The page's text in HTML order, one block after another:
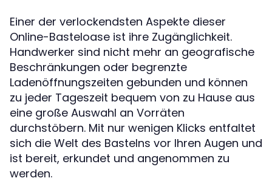
Einer der verlockendsten Aspekte dieser
Online-Basteloase ist ihre Zugänglichkeit.
Handwerker sind nicht mehr an geografische
Beschränkungen oder begrenzte
Ladenöffnungszeiten gebunden und können
zu jeder Tageszeit bequem von zu Hause aus
eine große Auswahl an Vorräten
durchstöbern. Mit nur wenigen Klicks entfaltet
sich die Welt des Bastelns vor Ihren Augen und
ist bereit, erkundet und angenommen zu
werden.